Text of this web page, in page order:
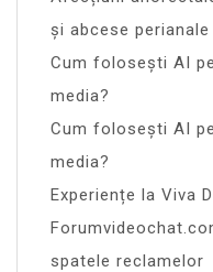
și abcese perianale
Cum folosești AI
media?
Cum folosești AI
media?
Experiențe la Viva
spatele reclamelor